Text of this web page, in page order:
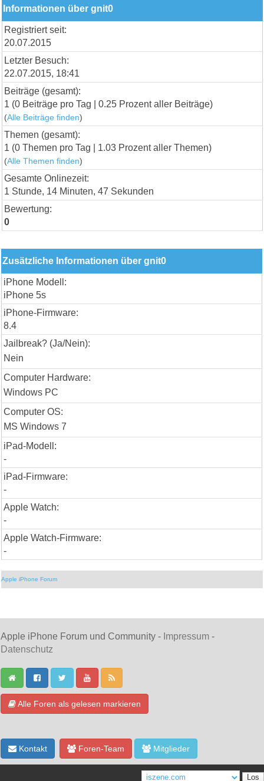
Informationen über gnit0
Registriert seit:
20.07.2015
Letzter Besuch:
22.07.2015, 18:41
Beiträge (gesamt):
1 (0 Beiträge pro Tag | 0.25 Prozent aller Beiträge)
(Alle Beiträge finden)
Themen (gesamt):
1 (0 Themen pro Tag | 1.03 Prozent aller Themen)
(Alle Themen finden)
Gesamte Onlinezeit:
1 Stunde, 14 Minuten, 47 Sekunden
Bewertung:
0
Zusätzliche Informationen über gnit0
iPhone Modell:
iPhone 5s
iPhone-Firmware:
8.4
Jailbreak? (Ja/Nein):
Nein
Computer Hardware:
Windows PC
Computer OS:
MS Windows 7
iPad-Modell:
-
iPad-Firmware:
-
Apple Watch:
-
Apple Watch-Firmware:
-
Apple iPhone Forum
Apple iPhone Forum und Community - Impressum -
Datenschutz
Alle Foren als gelesen markieren
Kontakt Foren-Team Mitglieder